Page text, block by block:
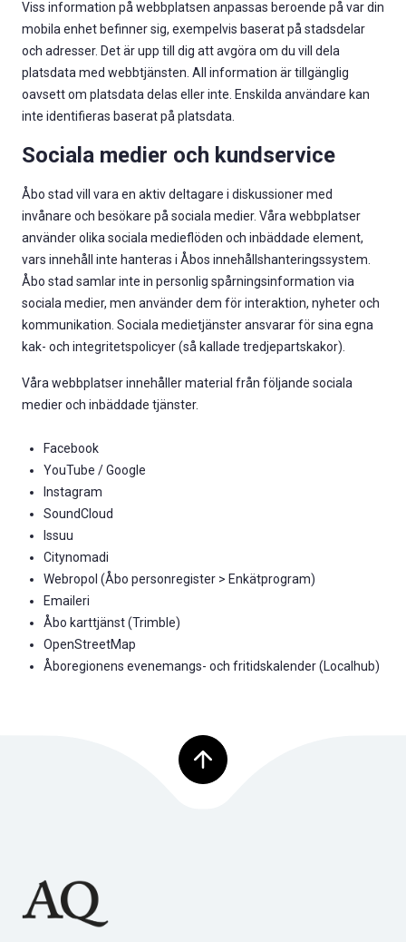
Viss information på webbplatsen anpassas beroende på var din
mobila enhet befinner sig, exempelvis baserat på stadsdelar
och adresser. Det är upp till dig att avgöra om du vill dela
platsdata med webbtjänsten. All information är tillgänglig
oavsett om platsdata delas eller inte. Enskilda användare kan
inte identifieras baserat på platsdata.
Sociala medier och kundservice
Åbo stad vill vara en aktiv deltagare i diskussioner med
invånare och besökare på sociala medier. Våra webbplatser
använder olika sociala medieflöden och inbäddade element,
vars innehåll inte hanteras i Åbos innehållshanteringssystem.
Åbo stad samlar inte in personlig spårningsinformation via
sociala medier, men använder dem för interaktion, nyheter och
kommunikation. Sociala medietjänster ansvarar för sina egna
kak- och integritetspolicyer (så kallade tredjepartskakor).
Våra webbplatser innehåller material från följande sociala
medier och inbäddade tjänster.
Facebook
YouTube / Google
Instagram
SoundCloud
Issuu
Citynomadi
Webropol (Åbo personregister > Enkätprogram)
Emaileri
Åbo karttjänst (Trimble)
OpenStreetMap
Åboregionens evenemangs- och fritidskalender (Localhub)
Tillbaka upp